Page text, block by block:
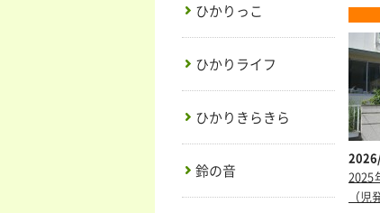
ひかりっこ
ひかりライフ
ひかりきらきら
鈴の音
（児